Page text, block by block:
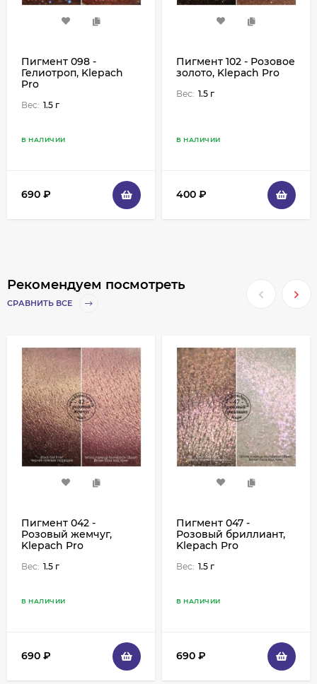
Пигмент 098 -
Гелиотроп, Klepach
Pro
Вес: 1.5 г
В НАЛИЧИИ
690 ₽
Пигмент 102 - Розовое
золото, Klepach Pro
Вес: 1.5 г
В НАЛИЧИИ
400 ₽
Рекомендуем посмотреть
СРАВНИТЬ ВСЕ
Пигмент 042 -
Розовый жемчуг,
Klepach Pro
Вес: 1.5 г
В НАЛИЧИИ
690 ₽
Пигмент 047 -
Розовый бриллиант,
Klepach Pro
Вес: 1.5 г
В НАЛИЧИИ
690 ₽